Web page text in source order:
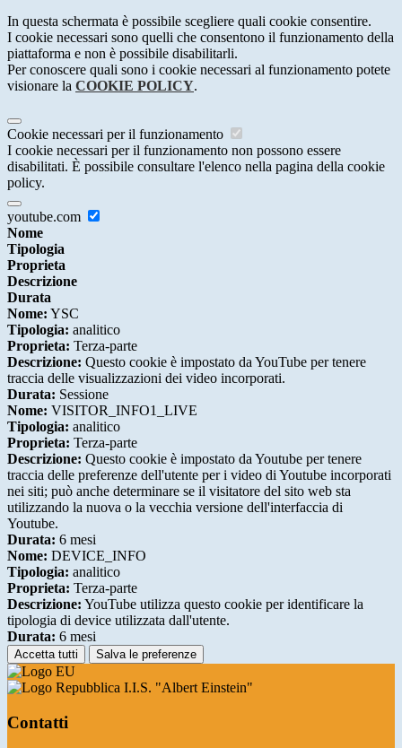
In questa schermata è possibile scegliere quali cookie consentire.
I cookie necessari sono quelli che consentono il funzionamento della
piattaforma e non è possibile disabilitarli.
Per conoscere quali sono i cookie necessari al funzionamento potete
visionare la COOKIE POLICY.
Cookie necessari per il funzionamento
I cookie necessari per il funzionamento non possono essere
disabilitati. È possibile consultare l'elenco nella pagina della cookie
policy.
youtube.com
Nome
Tipologia
Proprieta
Descrizione
Durata
Nome: YSC
Tipologia: analitico
Proprieta: Terza-parte
Descrizione: Questo cookie è impostato da YouTube per tenere
traccia delle visualizzazioni dei video incorporati.
Durata: Sessione
Nome: VISITOR_INFO1_LIVE
Tipologia: analitico
Proprieta: Terza-parte
Descrizione: Questo cookie è impostato da Youtube per tenere
traccia delle preferenze dell'utente per i video di Youtube incorporati
nei siti; può anche determinare se il visitatore del sito web sta
utilizzando la nuova o la vecchia versione dell'interfaccia di
Youtube.
Durata: 6 mesi
Nome: DEVICE_INFO
Tipologia: analitico
Proprieta: Terza-parte
Descrizione: YouTube utilizza questo cookie per identificare la
tipologia di device utilizzata dall'utente.
Durata: 6 mesi
Accetta tutti Salva le preferenze
I.I.S. "Albert Einstein"
Contatti